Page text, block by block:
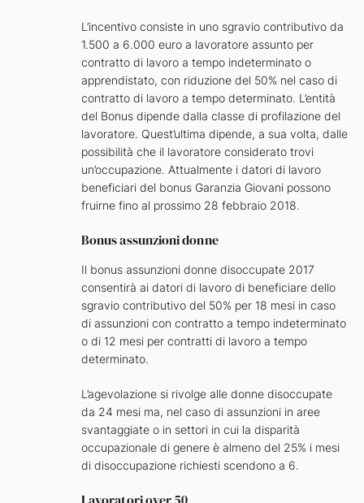
L’incentivo consiste in uno sgravio contributivo da
1.500 a 6.000 euro a lavoratore assunto per
contratto di lavoro a tempo indeterminato o
apprendistato, con riduzione del 50% nel caso di
contratto di lavoro a tempo determinato. L’entità
del Bonus dipende dalla classe di profilazione del
lavoratore. Quest’ultima dipende, a sua volta, dalle
possibilità che il lavoratore considerato trovi
un’occupazione. Attualmente i datori di lavoro
beneficiari del bonus Garanzia Giovani possono
fruirne fino al prossimo 28 febbraio 2018.
Bonus assunzioni donne
Il bonus assunzioni donne disoccupate 2017
consentirà ai datori di lavoro di beneficiare dello
sgravio contributivo del 50% per 18 mesi in caso
di assunzioni con contratto a tempo indeterminato
o di 12 mesi per contratti di lavoro a tempo
determinato.
L’agevolazione si rivolge alle donne disoccupate
da 24 mesi ma, nel caso di assunzioni in aree
svantaggiate o in settori in cui la disparità
occupazionale di genere è almeno del 25% i mesi
di disoccupazione richiesti scendono a 6.